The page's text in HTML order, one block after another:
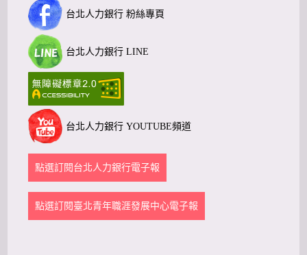
台北人力銀行 粉絲專頁
台北人力銀行 LINE
台北人力銀行 YOUTUBE頻道
點選訂閱台北人力銀行電子報
點選訂閱臺北青年職涯發展中心電子報